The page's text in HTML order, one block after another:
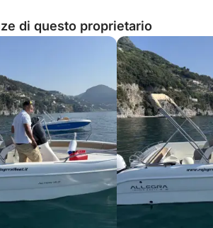
di questo proprietario